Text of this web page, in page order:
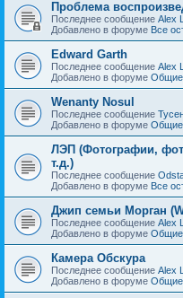
Проблема
Последнее сообщение Alex L
Добавлено в форуме Все
Edward Garth
Последнее сообщение Alex L
Добавлено в форуме Общие
Wenanty Nosul
Последнее сообщение
Добавлено в форуме Общие
ЛЭП (Фотографии,
т.д.)
Последнее сообщение
Добавлено в форуме Все
Джип семьи Морган
Последнее сообщение Alex L
Добавлено в форуме Общие
Камера Обскура
Последнее сообщение Alex L
Добавлено в форуме Общие